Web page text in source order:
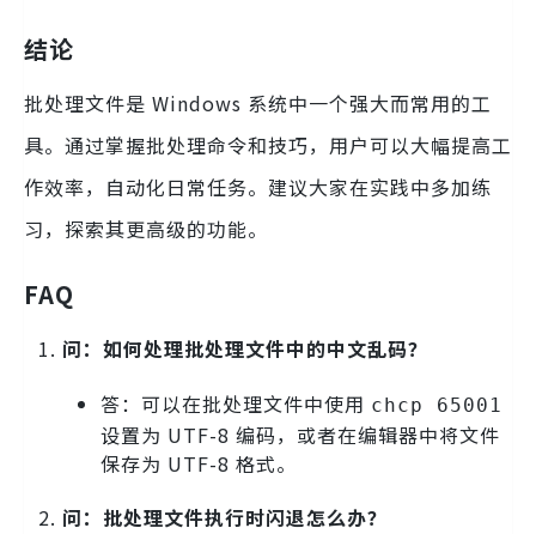
结论
批处理文件是 Windows 系统中一个强大而常用的工
具。通过掌握批处理命令和技巧，用户可以大幅提高工
作效率，自动化日常任务。建议大家在实践中多加练
习，探索其更高级的功能。
FAQ
问：如何处理批处理文件中的中文乱码？
答：可以在批处理文件中使用 chcp 65001
设置为 UTF-8 编码，或者在编辑器中将文件
保存为 UTF-8 格式。
问：批处理文件执行时闪退怎么办？